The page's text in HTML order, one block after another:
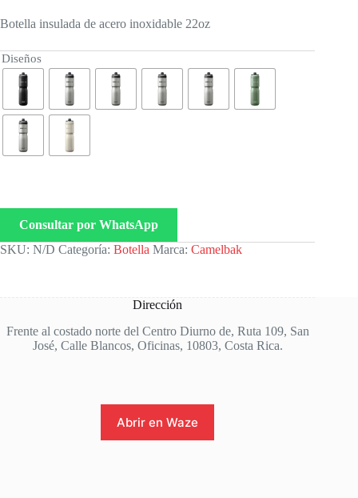
Botella insulada de acero inoxidable 22oz
Diseños
Consultar por WhatsApp
SKU: N/D Categoría: Botella Marca: Camelbak
Dirección
Frente al costado norte del Centro Diurno de, Ruta 109, San
José, Calle Blancos, Oficinas, 10803, Costa Rica.
Abrir en Waze